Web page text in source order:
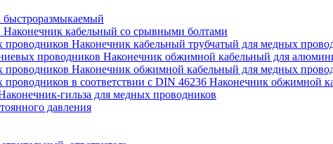
быстроразмыкаемый
Наконечник кабельный со срывными болтами
Наконечник кабельный трубчатый для медных
Наконечник обжимной кабельный для
Наконечник обжимной кабельный для медных
Наконечник обжимной
гильза для медных проводников
давления